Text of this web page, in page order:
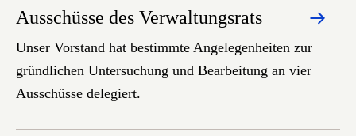
Ausschüsse des Verwaltungsrats
Unser Vorstand hat bestimmte Angelegenheiten zur
gründlichen Untersuchung und Bearbeitung an vier
Ausschüsse delegiert.